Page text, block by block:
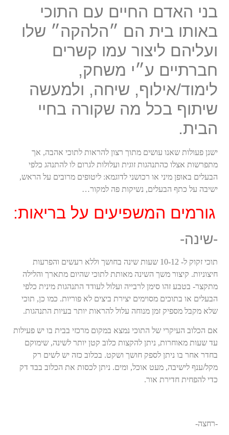
בני האדם החיים עם התוכי
באותו בית הם ״הלהקה״ שלו
ועליהם ליצור עמו קשרים
חברתיים ע״י משחק,
לימוד/אילוף, שיחה, ולמעשה
שיתוף בכל מה שקורה בחיי
הבית.
ישנן פעולות שאנו עושים מתוך רצון להראות לתוכי אהבה, אך
מתפרשות אצלו כהתנהגות זוגית ועלולות לגרום לו להתנהג כלפי
הבעלים באופן מיני או רכושני לדוגמא: ליטופים מרובים על הראש,
ישיבה על כתף הבעלים, נשיקות פה למקור…
גורמים המשפיעים על בריאות:
-שינה-
תוכי זקוק ל- 10-12 שעות שינה בחושך וללא רעשים והפרעות
חיצוניות. קיצור משך השינה מאותת לתוכי שהיום מתארך והלילה
מתקצר- בטבע זהו סימן לרבייה ועלול לעודד התנהגות מינית כלפי
הבעלים או בתוכים מסוימים יצירת ביצים לא פוריות. כמו כן, תוכי
שלא מקבל מספיק זמן מנוחה עלול להראות יותר בעיות התנהגות.
אם הכלוב העיקרי של התוכי נמצא במקום מרכזי בבית בו יש פעילות
עד שעות מאוחרות, ניתן להקצות כלוב קטן יותר לשינה, שימוקם
בחדר אחר בו ניתן לספק חושך ושקט. בכלוב כזה יש לשים רק
מקל/ענף לישיבה, מעט אוכל, ומים. ניתן לכסות את הכלוב בבד דק
כדי להפחית חדירת אור.
-רחצה-